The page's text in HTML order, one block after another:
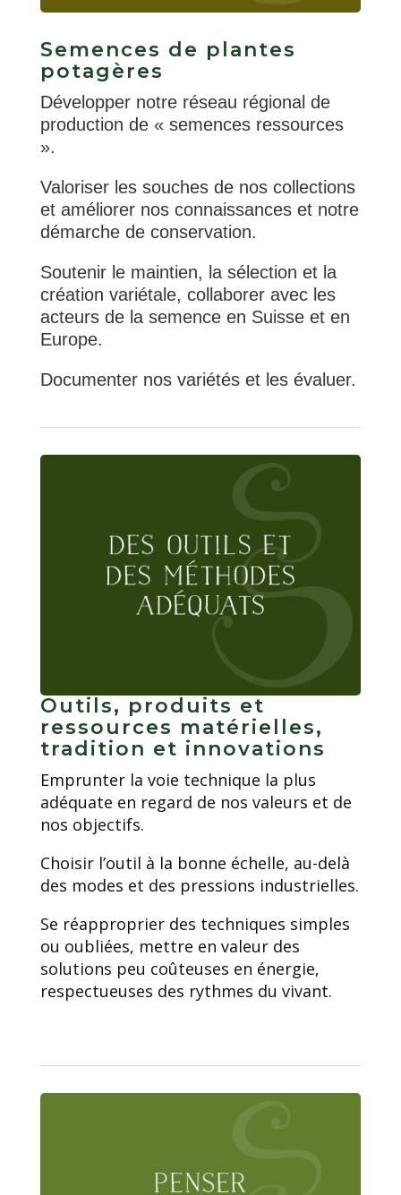
Semences de plantes
potagères
Développer notre réseau régional de
production de « semences ressources
».
Valoriser les souches de nos collections
et améliorer nos connaissances et notre
démarche de conservation.
Soutenir le maintien, la sélection et la
création variétale, collaborer avec les
acteurs de la semence en Suisse et en
Europe.
Documenter nos variétés et les évaluer.
Outils, produits et
ressources matérielles,
tradition et innovations
Emprunter la voie technique la plus
adéquate en regard de nos valeurs et de
nos objectifs.
Choisir l’outil à la bonne échelle, au-delà
des modes et des pressions industrielles.
Se réapproprier des techniques simples
ou oubliées, mettre en valeur des
solutions peu coûteuses en énergie,
respectueuses des rythmes du vivant.